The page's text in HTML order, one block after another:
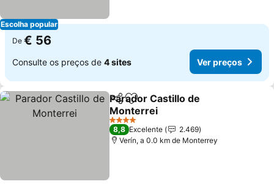
Escolha popular
De € 56
Consulte os preços de 4 sites Ver preços
PartilharAdicionar aos favoritos
Parador Castillo de
Monterrei
4 Estrelas
8,8 Excelente
2.469
Verín, a 0.0 km de Monterrey